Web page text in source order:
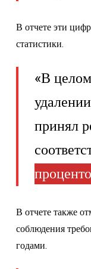
В отчете эти
статистики.
«В
принял
В отчете также
соблюдения
годами.